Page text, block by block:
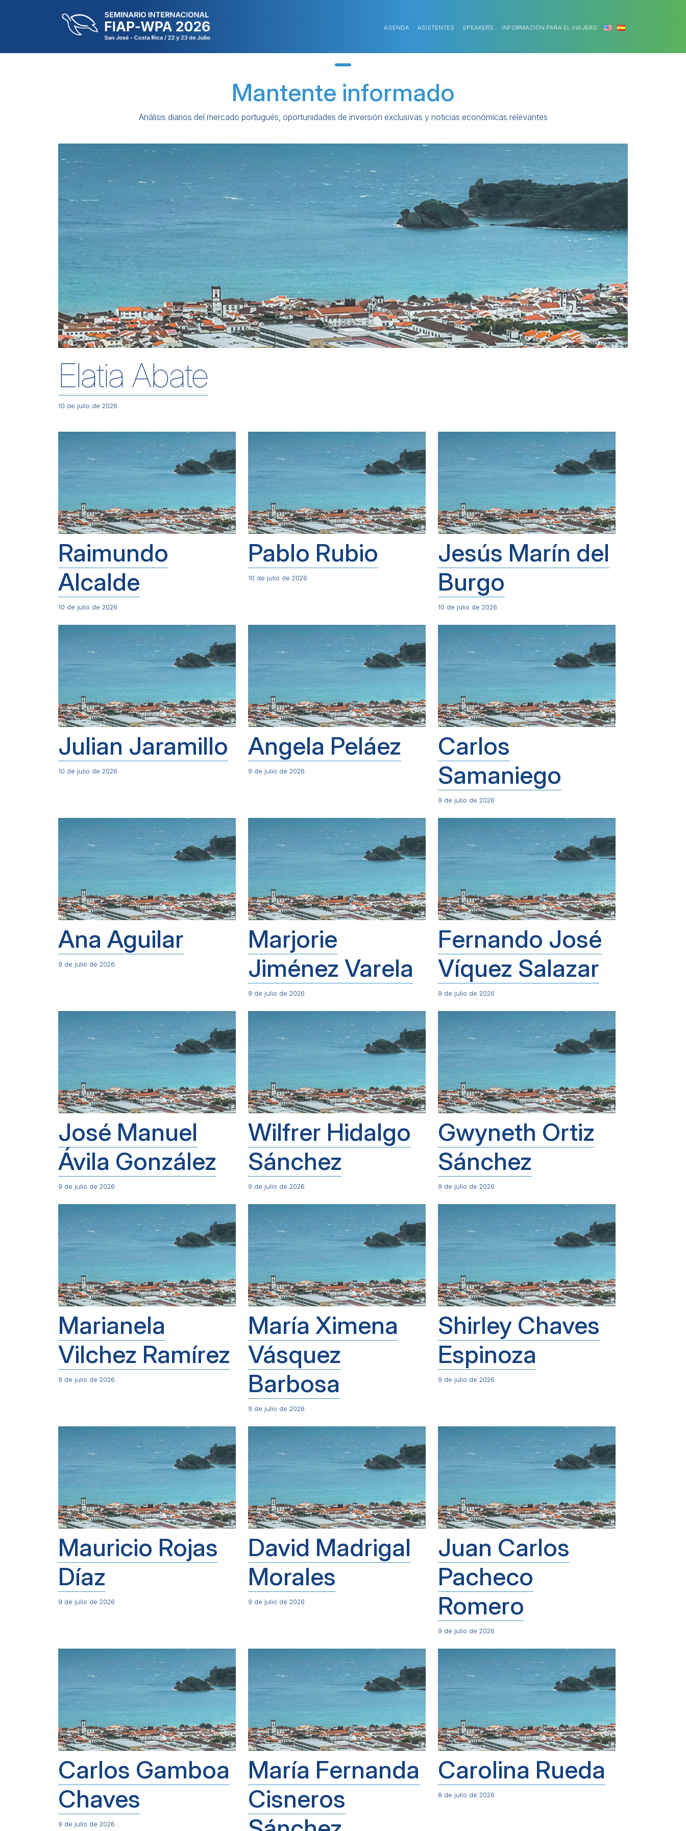
AGENDA ASISTENTES SPEAKERS INFORMACIÓN PARA EL VIAJERO
Mantente informado
Análisis diarios del mercado portugués, oportunidades de inversión exclusivas y noticias económicas relevantes
Elatia Abate
10 de julio de 2026
Raimundo
Alcalde
10 de julio de 2026
Pablo Rubio
10 de julio de 2026
Jesús Marín del
Burgo
10 de julio de 2026
Julian Jaramillo
10 de julio de 2026
Angela Peláez
9 de julio de 2026
Carlos
Samaniego
9 de julio de 2026
Ana Aguilar
9 de julio de 2026
Marjorie
Jiménez Varela
9 de julio de 2026
Fernando José
Víquez Salazar
9 de julio de 2026
José Manuel
Ávila González
9 de julio de 2026
Wilfrer Hidalgo
Sánchez
9 de julio de 2026
Gwyneth Ortiz
Sánchez
9 de julio de 2026
Marianela
Vilchez Ramírez
9 de julio de 2026
María Ximena
Vásquez
Barbosa
9 de julio de 2026
Shirley Chaves
Espinoza
9 de julio de 2026
Mauricio Rojas
Díaz
9 de julio de 2026
David Madrigal
Morales
9 de julio de 2026
Juan Carlos
Pacheco
Romero
9 de julio de 2026
Carlos Gamboa
Chaves
9 de julio de 2026
María Fernanda
Cisneros
Carolina Rueda
8 de julio de 2026